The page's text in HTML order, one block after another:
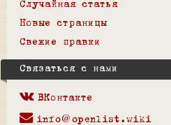
Случайная статья
Новые страницы
Свежие правки
Связаться с нами
ВКонтакте
info@openlist.wiki